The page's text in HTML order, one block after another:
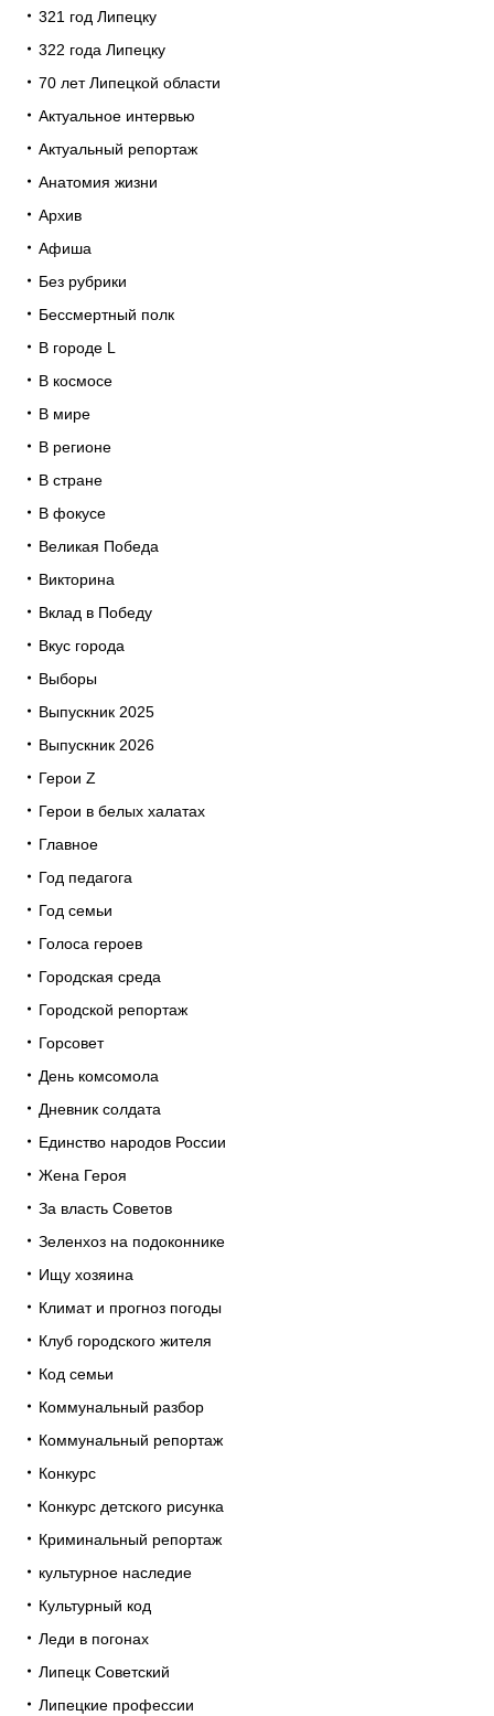
321 год Липецку
322 года Липецку
70 лет Липецкой области
Актуальное интервью
Актуальный репортаж
Анатомия жизни
Архив
Афиша
Без рубрики
Бессмертный полк
В городе L
В космосе
В мире
В регионе
В стране
В фокусе
Великая Победа
Викторина
Вклад в Победу
Вкус города
Выборы
Выпускник 2025
Выпускник 2026
Герои Z
Герои в белых халатах
Главное
Год педагога
Год семьи
Голоса героев
Городская среда
Городской репортаж
Горсовет
День комсомола
Дневник солдата
Единство народов России
Жена Героя
За власть Советов
Зеленхоз на подоконнике
Ищу хозяина
Климат и прогноз погоды
Клуб городского жителя
Код семьи
Коммунальный разбор
Коммунальный репортаж
Конкурс
Конкурс детского рисунка
Криминальный репортаж
культурное наследие
Культурный код
Леди в погонах
Липецк Советский
Липецкие профессии